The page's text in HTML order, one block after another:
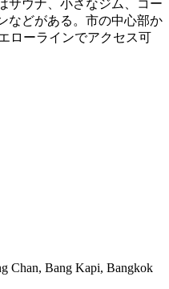
サウナ、小さなジム、コー
などがある。市の中心部か
ローラインでアクセス可
Chan, Bang Kapi, Bangkok